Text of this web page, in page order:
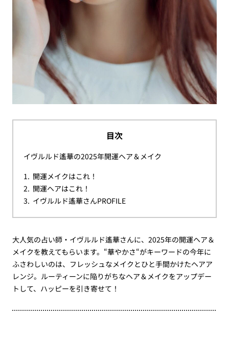
目次
イヴルルド遙華の2025年開運ヘア＆メイク
開運メイクはこれ！
開運ヘアはこれ！
イヴルルド遙華さんPROFILE
大人気の占い師・イヴルルド遙華さんに、2025年の開運ヘア＆
メイクを教えてもらいます。“華やかさ“がキーワードの今年に
ふさわしいのは、フレッシュなメイクとひと手間かけたヘアア
レンジ。ルーティーンに陥りがちなヘア＆メイクをアップデー
トして、ハッピーを引き寄せて！